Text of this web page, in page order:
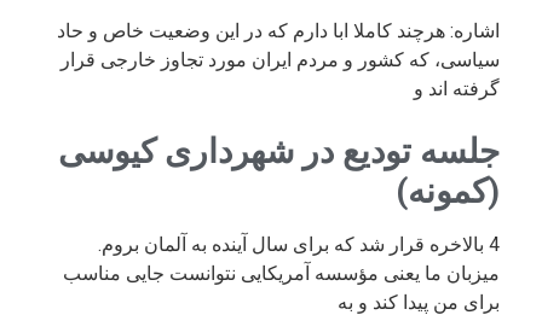
اشاره: هرچند کاملا ابا دارم که در این وضعیت خاص و حاد
سیاسی، که کشور و مردم ایران مورد تجاوز خارجی قرار
گرفته اند و
جلسه تودیع در شهرداری کیوسی
(کمونه)
4 بالاخره قرار شد که برای سال آینده به آلمان بروم.
میزبان ما یعنی مؤسسه آمریکایی نتوانست جایی مناسب
برای من پیدا کند و به